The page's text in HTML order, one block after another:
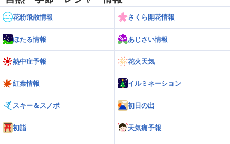
花粉飛散情報 さくら開花情報
ほたる情報 あじさい情報
熱中症予報 花火天気
紅葉情報 イルミネーション
スキー＆スノボ 初日の出
初詣 天気痛予報